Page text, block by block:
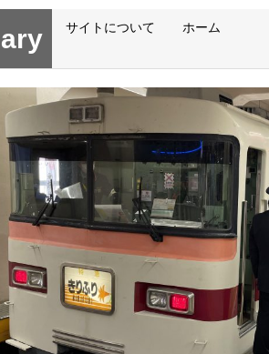
サイトについて ホーム